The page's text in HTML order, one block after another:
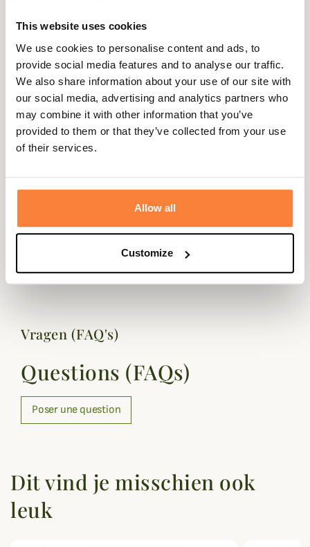
This website uses cookies
We use cookies to personalise content and ads, to
provide social media features and to analyse our traffic.
We also share information about your use of our site with
our social media, advertising and analytics partners who
may combine it with other information that you’ve
provided to them or that they’ve collected from your use
of their services.
Allow all
Customize
perfect voor na het jagen in koud weer en hebben een
ze 100% winddicht maakt. Ze hebben elastische
manchetten met klittenbandsluiting voor een goede
pasvorm.
Ontdek nu de rest van het Härkila Wildboar Pro-
assortiment.
Gegevensblad
Membranen GORE-TEX
Groen, Oranje, Zwart
Materiaal Leer, polyester
Vragen (FAQ's)
Questions (FAQs)
Poser une question
Dit vind je misschien ook
leuk